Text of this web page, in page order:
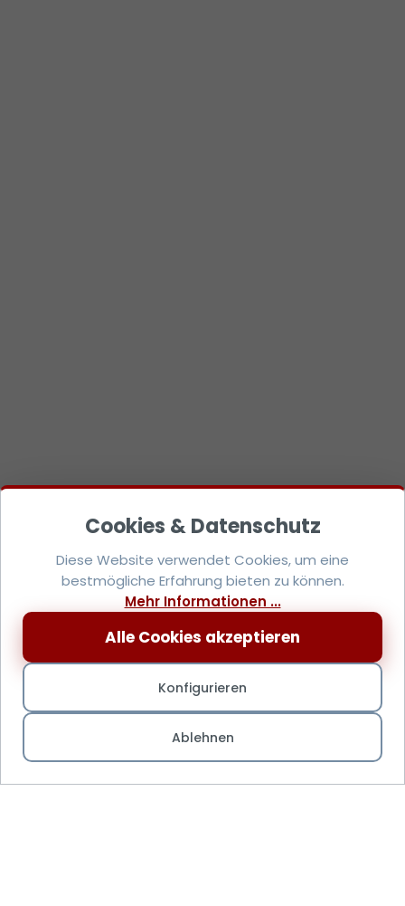
Diese Website verwendet Cookies, um eine
bestmögliche Erfahrung bieten zu können.
Mehr Informationen ...
Ablehnen
Konfigurieren
Alle Cookies akzeptieren